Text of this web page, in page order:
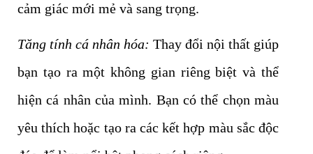
cảm giác mới mẻ và sang trọng.
Tăng tính cá nhân hóa: Thay đổi nội thất giúp
bạn tạo ra một không gian riêng biệt và thể
hiện cá nhân của mình. Bạn có thể chọn màu
yêu thích hoặc tạo ra các kết hợp màu sắc độc